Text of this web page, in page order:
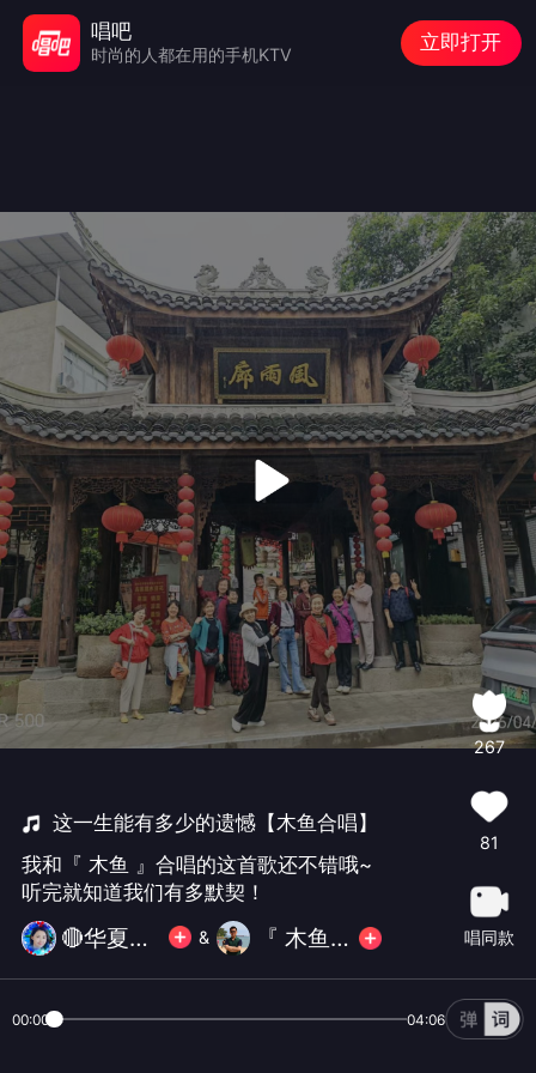
这一生能有多少的遗憾【木鱼合唱】
我和『 木鱼 』合唱的这首歌还不错哦~
听完就知道我们有多默契！
🔴华夏✨世界之秀💎 & 『 木鱼 』
267
81
唱同款
00:00 04:06
唱吧
时尚的人都在用的手机KTV
立即打开